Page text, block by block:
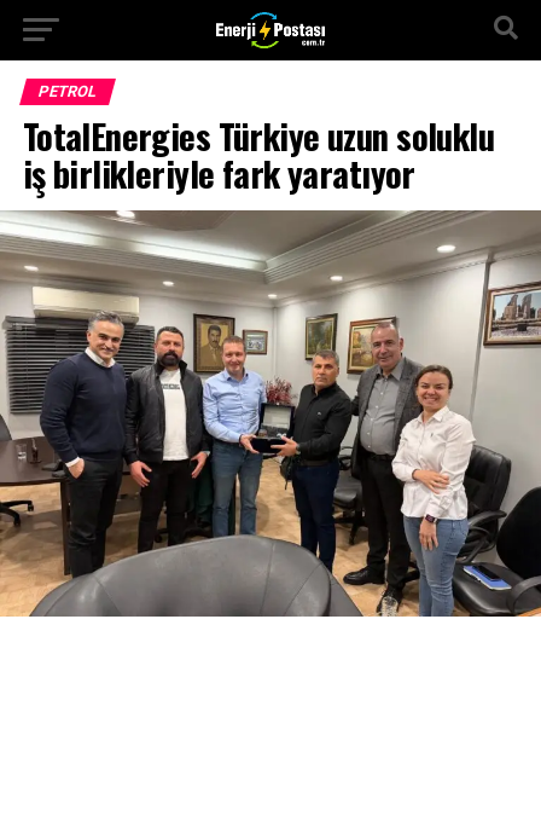
PETROL
TotalEnergies Türkiye uzun soluklu
iş birlikleriyle fark yaratıyor